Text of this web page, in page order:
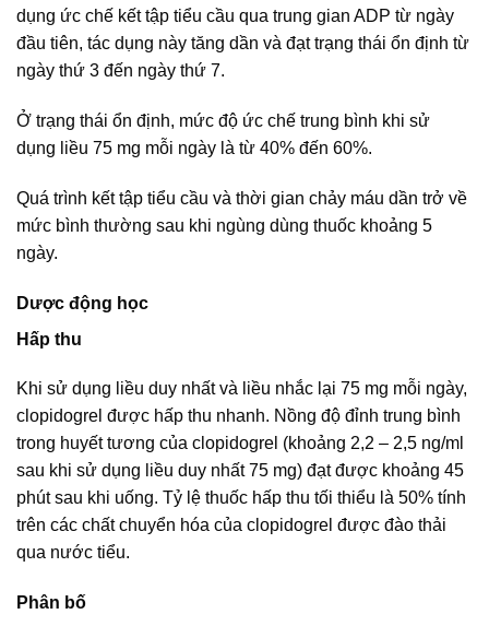
dụng ức chế kết tập tiểu cầu qua trung gian ADP từ ngày
đầu tiên, tác dụng này tăng dần và đạt trạng thái ổn định từ
ngày thứ 3 đến ngày thứ 7.
Ở trạng thái ổn định, mức độ ức chế trung bình khi sử
dụng liều 75 mg mỗi ngày là từ 40% đến 60%.
Quá trình kết tập tiểu cầu và thời gian chảy máu dần trở về
mức bình thường sau khi ngùng dùng thuốc khoảng 5
ngày.
Dược động học
Hấp thu
Khi sử dụng liều duy nhất và liều nhắc lại 75 mg mỗi ngày,
clopidogrel được hấp thu nhanh. Nồng độ đỉnh trung bình
trong huyết tương của clopidogrel (khoảng 2,2 – 2,5 ng/ml
sau khi sử dụng liều duy nhất 75 mg) đạt được khoảng 45
phút sau khi uống. Tỷ lệ thuốc hấp thu tối thiểu là 50% tính
trên các chất chuyển hóa của clopidogrel được đào thải
qua nước tiểu.
Phân bố